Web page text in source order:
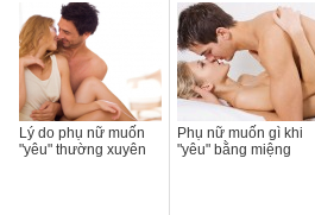
Lý do phụ nữ muốn
"yêu" thường xuyên
Phụ nữ muốn gì khi
"yêu" bằng miệng